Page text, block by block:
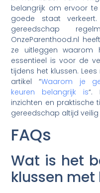
belangrijk om ervoor
goede staat
gereedschap
OnzeParenthood.nl
ze uitleggen waarom
essentieel is voor de
tijdens het klussen.
artikel “Waarom je
keuren belangrijk is“.
inzichten en praktische
gereedschap altijd
FAQs
Wat is het
klussen met